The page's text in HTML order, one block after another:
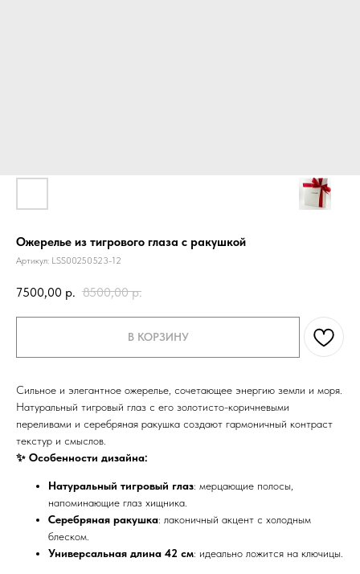
Ожерелье из тигрового глаза с ракушкой
Артикул: LSS00250523-12
7500,00 р. 8500,00 р.
В КОРЗИНУ
Сильное и элегантное ожерелье, сочетающее энергию земли и моря.
Натуральный тигровый глаз с его золотисто-коричневыми
переливами и серебряная ракушка создают гармоничный контраст
текстур и смыслов.
✨ Особенности дизайна:
Натуральный тигровый глаз: мерцающие полосы,
напоминающие глаз хищника.
Серебряная ракушка: лаконичный акцент с холодным
блеском.
Универсальная длина 42 см: идеально ложится на ключицы.